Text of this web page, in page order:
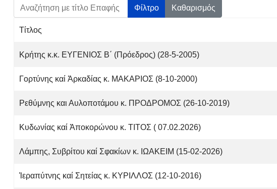
Αναζήτηση με τίτλο Επαφής Φίλτρο Καθαρισμός
Τίτλος
Κρήτης κ.κ. ΕΥΓΕΝΙΟΣ Β΄ (Πρόεδρος) (28-5-2005)
Γορτύνης καί Ἀρκαδίας κ. ΜΑΚΑΡΙΟΣ (8-10-2000)
Ρεθύμνης και Αυλοποτάμου κ. ΠΡΟΔΡΟΜΟΣ (26-10-2019)
Κυδωνίας καί Ἀποκορώνου κ. ΤΙΤΟΣ ( 07.02.2026)
Λάμπης, Συβρίτου καί Σφακίων κ. ΙΩΑΚΕΙΜ (15-02-2026)
Ἱεραπύτνης καί Σητείας κ. ΚΥΡΙΛΛΟΣ (12-10-2016)